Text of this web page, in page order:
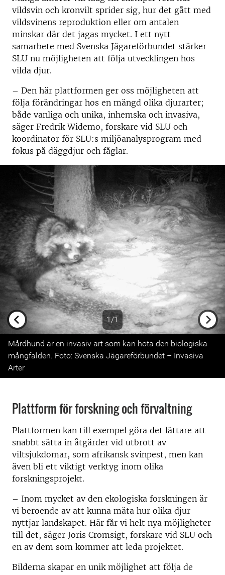
vildsvin och kronvilt sprider sig, hur det gått med
vildsvinens reproduktion eller om antalen
minskar där det jagas mycket. I ett nytt
samarbete med Svenska Jägareförbundet stärker
SLU nu möjligheten att följa utvecklingen hos
vilda djur.
– Den här plattformen ger oss möjligheten att
följa förändringar hos en mängd olika djurarter;
både vanliga och unika, inhemska och invasiva,
säger Fredrik Widemo, forskare vid SLU och
koordinator för SLU:s miljöanalysprogram med
fokus på däggdjur och fåglar.
1/1
Previous
Mårdhund är en invasiv art som kan hota den biologiska
mångfalden. Foto: Svenska Jägareförbundet – Invasiva
Arter
Plattform för forskning och förvaltning
Plattformen kan till exempel göra det lättare att
snabbt sätta in åtgärder vid utbrott av
viltsjukdomar, som afrikansk svinpest, men kan
även bli ett viktigt verktyg inom olika
forskningsprojekt.
– Inom mycket av den ekologiska forskningen är
vi beroende av att kunna mäta hur olika djur
nyttjar landskapet. Här får vi helt nya möjligheter
till det, säger Joris Cromsigt, forskare vid SLU och
en av dem som kommer att leda projektet.
Bilderna skapar en unik möjlighet att följa de